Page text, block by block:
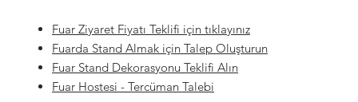
Fuar Ziyaret Fiyatı Teklifi için tıklayınız
Fuarda Stand Almak için Talep Oluşturun
Fuar Stand Dekorasyonu Teklifi Alın
Fuar Hostesi - Tercüman Talebi